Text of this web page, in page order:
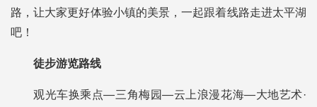
路，让大家更好体验小镇的美景，一起跟着线路走进太平湖
吧！
徒步游览路线
观光车换乘点—三角梅园—云上浪漫花海—大地艺术·